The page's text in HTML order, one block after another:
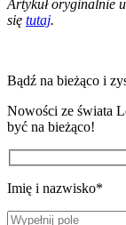
Artykuł oryginalnie
się tutaj.
Bądź na bieżąco i
Nowości ze świata
być na bieżąco!
Imię i nazwisko*